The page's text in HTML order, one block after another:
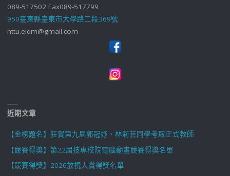
089-517502 Fax089-517799
950臺東縣臺東市大學路二段369號
nttu.eidm@gmail.com
近期文章
【金榜題名】狂賀第九屆郭冠妤、林莉芸同學考取正式教師
【競賽得獎】第22屆技專校院電腦動畫競賽得獎名單
【競賽得獎】2026放視大賞得獎名單